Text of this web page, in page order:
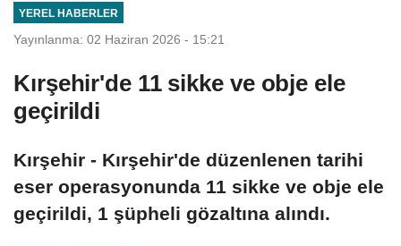
YEREL HABERLER
Yayınlanma: 02 Haziran 2026 - 15:21
Kırşehir'de 11 sikke ve obje ele
geçirildi
Kırşehir - Kırşehir'de düzenlenen tarihi
eser operasyonunda 11 sikke ve obje ele
geçirildi, 1 şüpheli gözaltına alındı.